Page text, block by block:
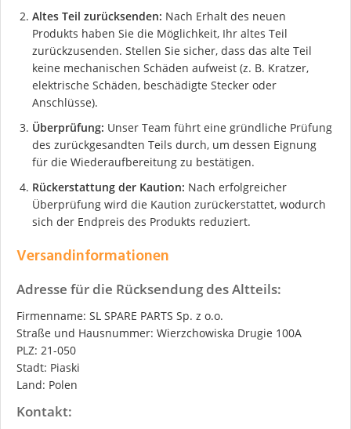
Altes Teil zurücksenden: Nach Erhalt des neuen
Produkts haben Sie die Möglichkeit, Ihr altes Teil
zurückzusenden. Stellen Sie sicher, dass das alte Teil
keine mechanischen Schäden aufweist (z. B. Kratzer,
elektrische Schäden, beschädigte Stecker oder
Anschlüsse).
Überprüfung: Unser Team führt eine gründliche Prüfung
des zurückgesandten Teils durch, um dessen Eignung
für die Wiederaufbereitung zu bestätigen.
Rückerstattung der Kaution: Nach erfolgreicher
Überprüfung wird die Kaution zurückerstattet, wodurch
sich der Endpreis des Produkts reduziert.
Versandinformationen
Adresse für die Rücksendung des Altteils:
Firmenname: SL SPARE PARTS Sp. z o.o.
Straße und Hausnummer: Wierzchowiska Drugie 100A
PLZ: 21-050
Stadt: Piaski
Land: Polen
Kontakt: